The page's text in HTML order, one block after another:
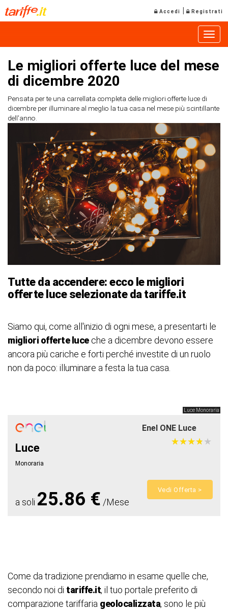
Accedi | Registrati
Le migliori offerte luce del mese
di dicembre 2020
Pensata per te una carrellata completa delle migliori offerte luce di
dicembre per illuminare al meglio la tua casa nel mese più scintillante
dell'anno.
Tutte da accendere: ecco le migliori
offerte luce selezionate da tariffe.it
Siamo qui, come all'inizio di ogni mese, a presentarti le
migliori offerte luceche a dicembre devono essere
ancora più cariche e forti perché investite di un ruolo
non da poco: illuminare a festa la tua casa.
Luce Monoraria
Enel ONE Luce
Luce
Monoraria
★★★★★
★★★★★
a soli 25.86 € /Mese
Vedi Offerta >
Come da tradizione prendiamo in esame quelle che,
secondo noi di tariffe.it, il tuo portale preferito di
comparazione tariffaria geolocalizzata, sono le più